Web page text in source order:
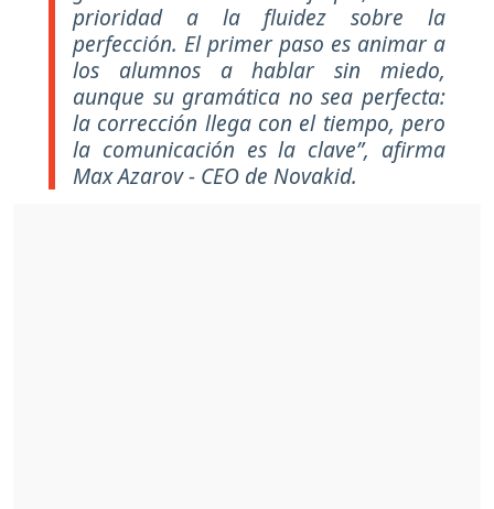
prioridad a la fluidez sobre la
perfección. El primer paso es animar a
los alumnos a hablar sin miedo,
aunque su gramática no sea perfecta:
la corrección llega con el tiempo, pero
la comunicación es la clave”, afirma
Max Azarov - CEO de Novakid.